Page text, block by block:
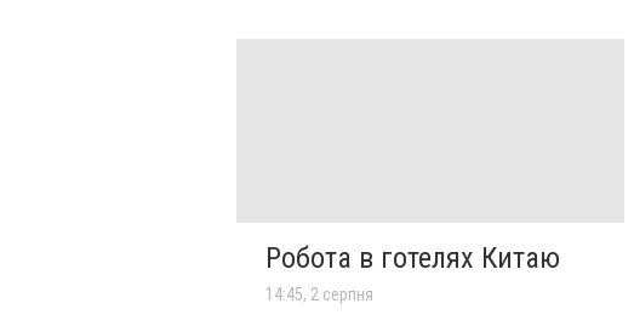
Робота в готелях Китаю
14:45, 2 серпня